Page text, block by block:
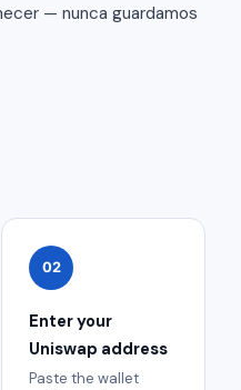
— nunca guardamos
02
Enter your
Uniswap address
Paste the wallet